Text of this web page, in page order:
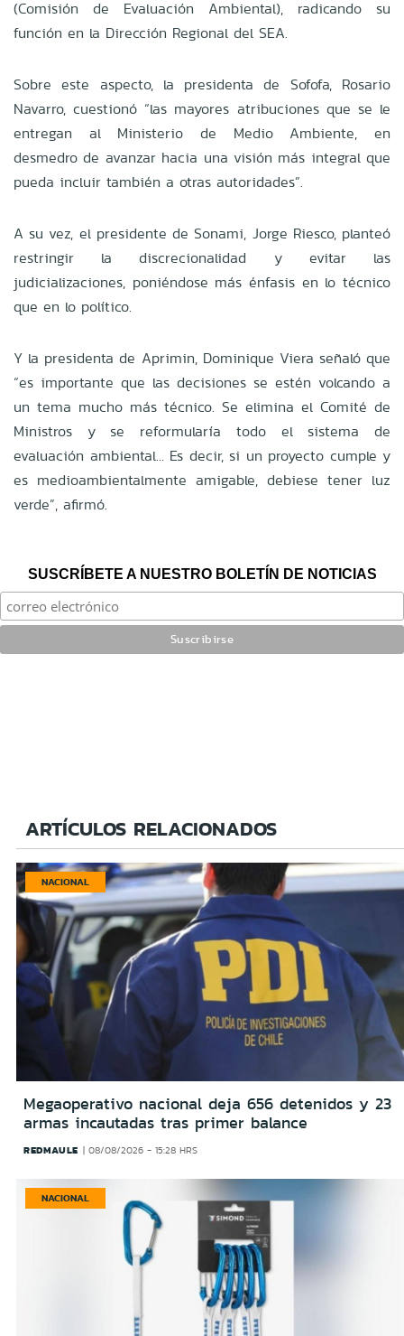
(Comisión de Evaluación Ambiental), radicando su
función en la Dirección Regional del SEA.
Sobre este aspecto, la presidenta de Sofofa, Rosario
Navarro, cuestionó “las mayores atribuciones que se le
entregan al Ministerio de Medio Ambiente, en
desmedro de avanzar hacia una visión más integral que
pueda incluir también a otras autoridades”.
A su vez, el presidente de Sonami, Jorge Riesco, planteó
restringir la discrecionalidad y evitar las
judicializaciones, poniéndose más énfasis en lo técnico
que en lo político.
Y la presidenta de Aprimin, Dominique Viera señaló que
“es importante que las decisiones se estén volcando a
un tema mucho más técnico. Se elimina el Comité de
Ministros y se reformularía todo el sistema de
evaluación ambiental… Es decir, si un proyecto cumple y
es medioambientalmente amigable, debiese tener luz
verde”, afirmó.
SUSCRÍBETE A NUESTRO BOLETÍN DE NOTICIAS
ARTÍCULOS RELACIONADOS
NACIONAL
Megaoperativo nacional deja 656 detenidos y 23
armas incautadas tras primer balance
REDMAULE 08/08/2026 - 15:28 HRS
NACIONAL